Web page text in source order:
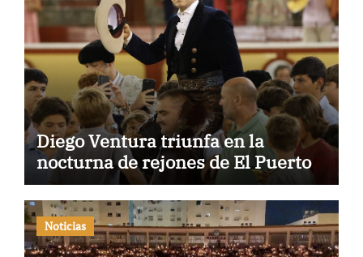
Diego Ventura triunfa en la
nocturna de rejones de El Puerto
Noticias